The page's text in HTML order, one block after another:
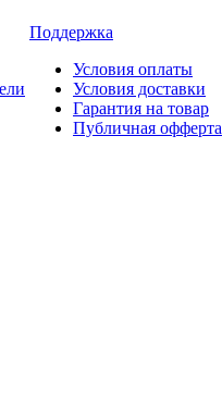
Поддержка
Условия оплаты
Условия доставки
Гарантия на товар
Публичная офферта